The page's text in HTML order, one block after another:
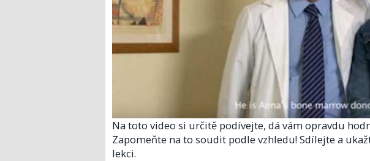
Na toto video si určitě podívejte, dá vám opravdu
Zapomeňte na to soudit podle vzhledu! Sdílejte a
lekci.